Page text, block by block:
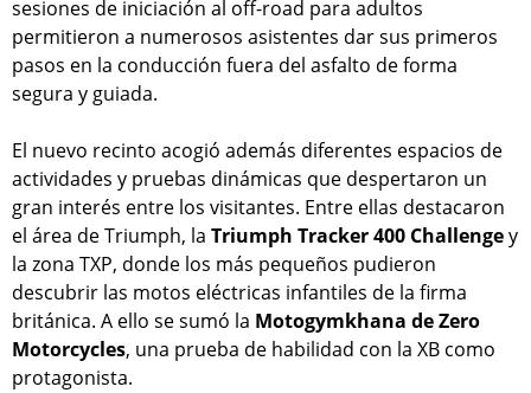
sesiones de iniciación al off-road para adultos
permitieron a numerosos asistentes dar sus primeros
pasos en la conducción fuera del asfalto de forma
segura y guiada.
El nuevo recinto acogió además diferentes espacios de
actividades y pruebas dinámicas que despertaron un
gran interés entre los visitantes. Entre ellas destacaron
el área de Triumph, la Triumph Tracker 400 Challengey
la zona TXP, donde los más pequeños pudieron
descubrir las motos eléctricas infantiles de la firma
británica. A ello se sumó la Motogymkhana de Zero
Motorcycles, una prueba de habilidad con la XB como
protagonista.